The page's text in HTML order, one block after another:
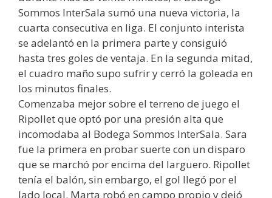
Sommos InterSala sumó una nueva victoria, la
cuarta consecutiva en liga. El conjunto interista
se adelantó en la primera parte y consiguió
hasta tres goles de ventaja. En la segunda mitad,
el cuadro maño supo sufrir y cerró la goleada en
los minutos finales.
Comenzaba mejor sobre el terreno de juego el
Ripollet que optó por una presión alta que
incomodaba al Bodega Sommos InterSala. Sara
fue la primera en probar suerte con un disparo
que se marchó por encima del larguero. Ripollet
tenía el balón, sin embargo, el gol llegó por el
lado local. Marta robó en campo propio y dejó